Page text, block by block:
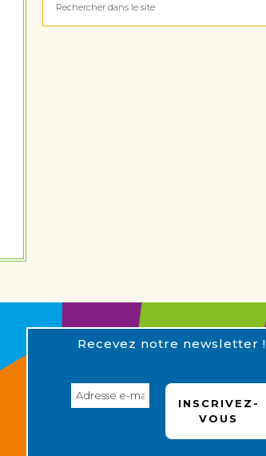
Recevez notre newsletter !